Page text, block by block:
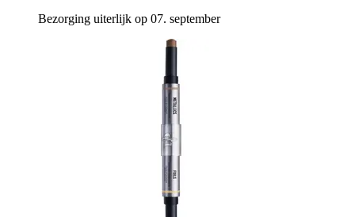
Bezorging uiterlijk op 07. september